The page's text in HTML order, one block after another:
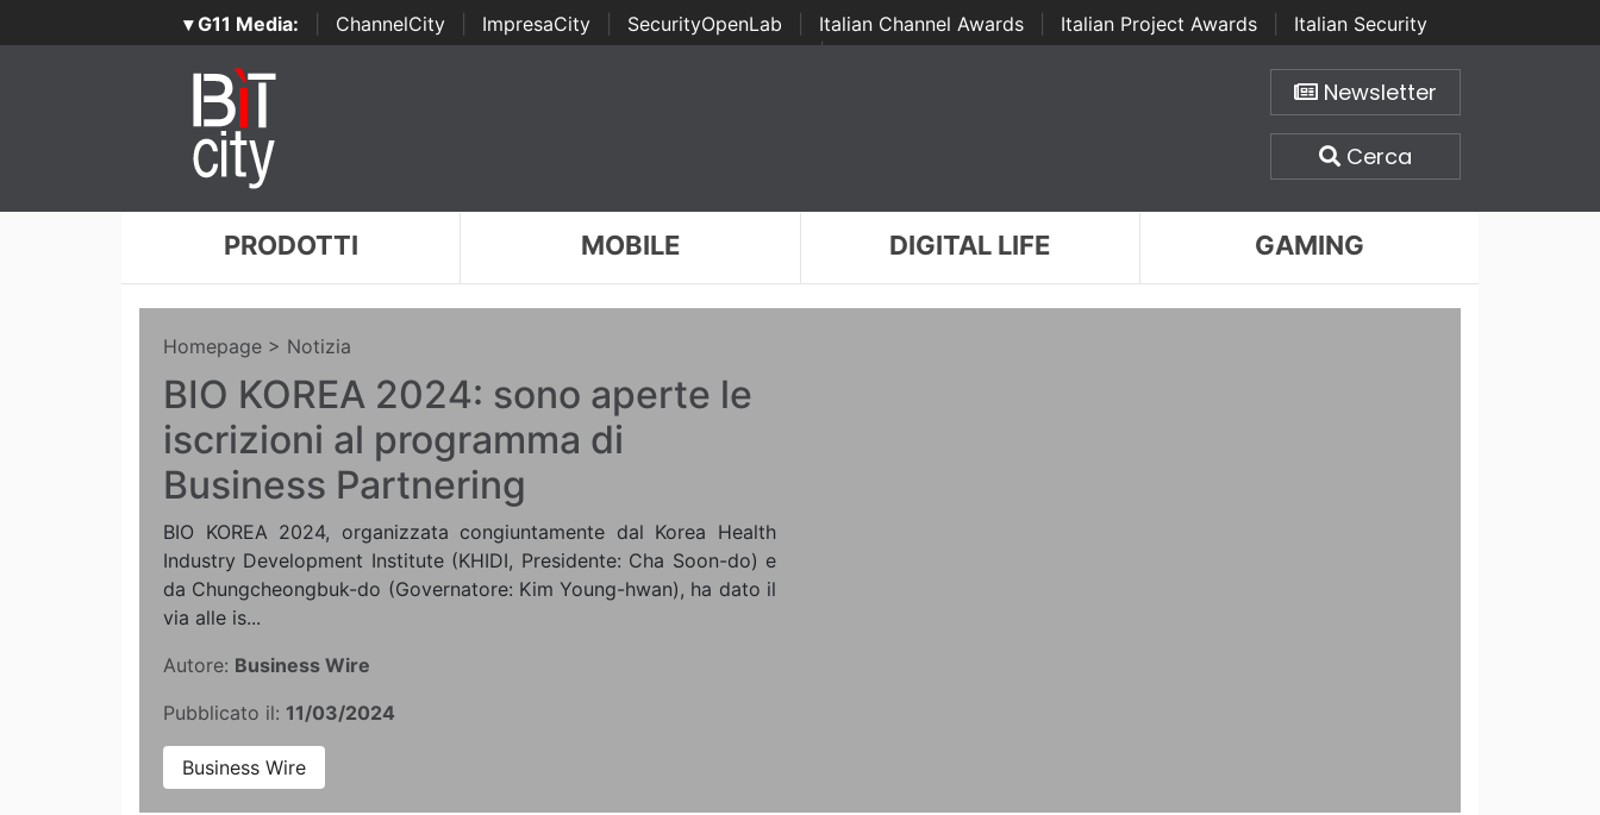
▾ G11 Media: ChannelCity ImpresaCity SecurityOpenLab Italian Channel Awards Italian Project Awards
Italian Security
Awards | ...
Newsletter
Cerca
PRODOTTI MOBILE DIGITAL LIFE GAMING
Homepage > Notizia
BIO KOREA 2024: sono aperte le
iscrizioni al programma di
Business Partnering
BIO KOREA 2024, organizzata congiuntamente dal Korea Health
Industry Development Institute (KHIDI, Presidente: Cha Soon-do) e
da Chungcheongbuk-do (Governatore: Kim Young-hwan), ha dato il
via alle is...
Autore: Business Wire
Pubblicato il: 11/03/2024
Business Wire